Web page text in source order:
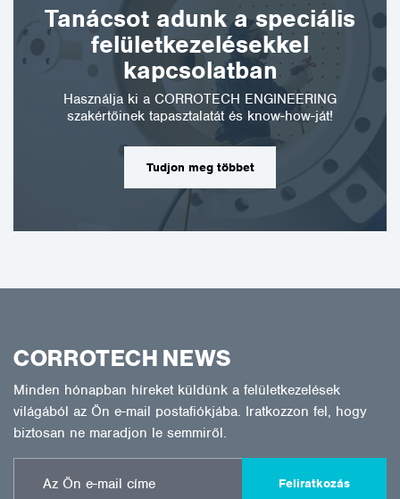
Tanácsot adunk a speciális
felületkezelésekkel
kapcsolatban
Használja ki a CORROTECH ENGINEERING
szakértőinek tapasztalatát és know-how-ját!
Tudjon meg többet
CORROTECH NEWS
Minden hónapban híreket küldünk a felületkezelések
világából az Ön e-mail postafiókjába. Iratkozzon fel, hogy
biztosan ne maradjon le semmiről.
Feliratkozás